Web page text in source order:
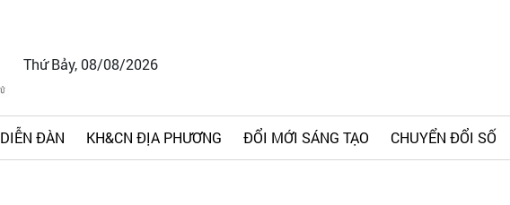
Thứ Bảy, 08/08/2026
DIỄN ĐÀN KH&CN ĐỊA PHƯƠNG ĐỔI MỚI SÁNG TẠO CHUYỂN ĐỔI SỐ